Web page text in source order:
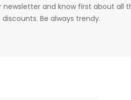
newsletter and know first about all
Be always trendy.